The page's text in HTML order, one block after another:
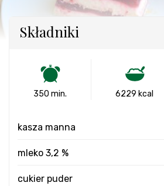
Składniki
350 min. 6229 kcal
kasza manna
mleko 3,2 %
cukier puder